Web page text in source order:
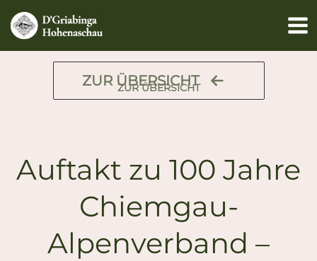
Inhalt
springen
ZUR ÜBERSICHT
ZUR ÜBERSICHT
Auftakt zu 100 Jahre
Chiemgau-
Alpenverband –